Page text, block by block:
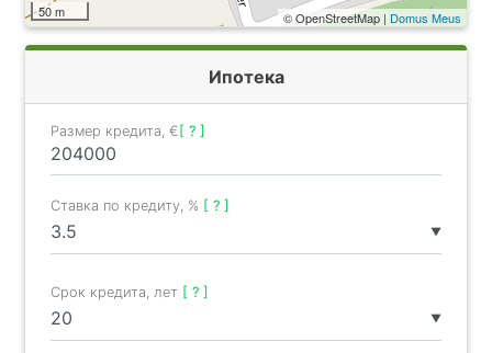
50 m © OpenStreetMap | Domus Meus
Ипотека
Размер кредита, €[ ? ]
▼
Ставка по кредиту, % [ ? ]
▼
Срок кредита, лет [ ? ]